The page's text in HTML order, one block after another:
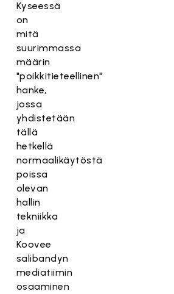
Kyseessä
on
mitä
suurimmassa
määrin
"poikkitieteellinen"
hanke,
jossa
yhdistetään
tällä
hetkellä
normaalikäytöstä
poissa
olevan
hallin
tekniikka
ja
Koovee
salibandyn
mediatiimin
osaaminen